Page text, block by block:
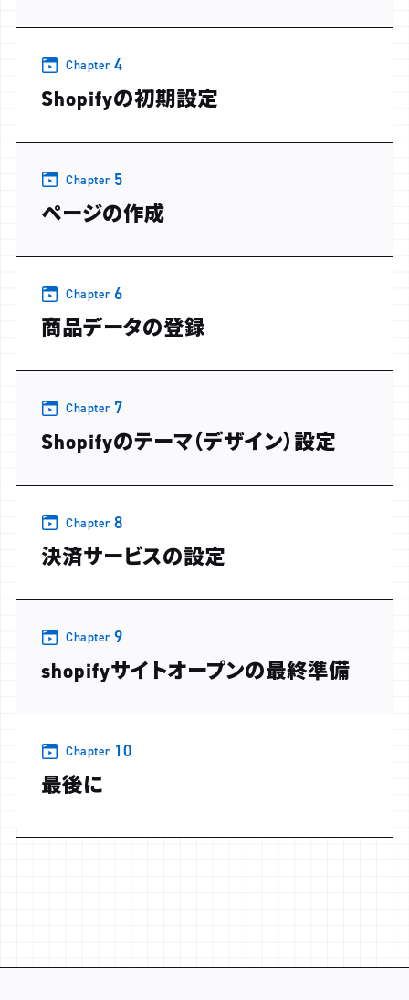
Chapter 4
Shopifyの初期設定
Chapter 5
ページの作成
Chapter 6
商品データの登録
Chapter 7
Shopifyのテーマ（デザイン）設定
Chapter 8
決済サービスの設定
Chapter 9
shopifyサイトオープンの最終準備
Chapter 10
最後に